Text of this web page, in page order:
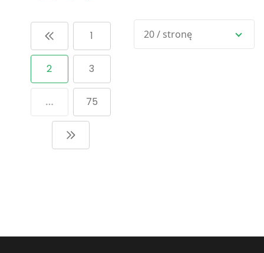
dobrego? Zapraszamy Was wszystkich na
Festiwal Podróżniczy do Głogówka już 29
maja!Znajdziecie tam nasze stoisko
Antykwariat Marzeń gdzie za datek[...]
1
2 3
75
20 / stronę